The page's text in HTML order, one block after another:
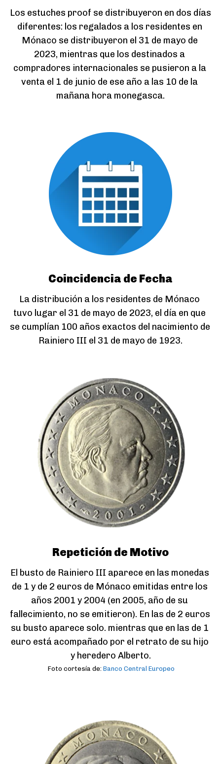
Los estuches proof se distribuyeron en dos días
diferentes: los regalados a los residentes en
Mónaco se distribuyeron el 31 de mayo de
2023, mientras que los destinados a
compradores internacionales se pusieron a la
venta el 1 de junio de ese año a las 10 de la
mañana hora monegasca.
Coincidencia de Fecha
La distribución a los residentes de Mónaco
tuvo lugar el 31 de mayo de 2023, el día en que
se cumplían 100 años exactos del nacimiento de
Rainiero III el 31 de mayo de 1923.
Repetición de Motivo
El busto de Rainiero III aparece en las monedas
de 1 y de 2 euros de Mónaco emitidas entre los
años 2001 y 2004 (en 2005, año de su
fallecimiento, no se emitieron). En las de 2 euros
su busto aparece solo. mientras que en las de 1
euro está acompañado por el retrato de su hijo
y heredero Alberto.
Foto cortesía de: Banco Central Europeo